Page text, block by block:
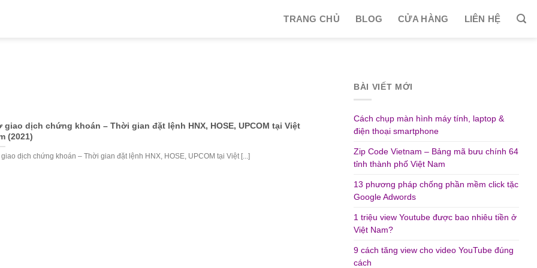
TRANG CHỦ BLOG CỬA HÀNG LIÊN HỆ
giao dịch chứng khoán – Thời gian đặt lệnh HNX, HOSE, UPCOM tại Việt
(2021)
dịch chứng khoán – Thời gian đặt lệnh HNX, HOSE, UPCOM tại Việt [...]
BÀI VIẾT MỚI
Cách chụp màn hình máy tính, laptop &
điện thoại smartphone
Zip Code Vietnam – Bảng mã bưu chính 64
tỉnh thành phố Việt Nam
13 phương pháp chống phần mềm click tặc
Google Adwords
1 triệu view Youtube được bao nhiêu tiền ở
Việt Nam?
9 cách tăng view cho video YouTube đúng
cách